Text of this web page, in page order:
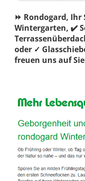
⏩ Rondogard,
Wintergarten, ✔️
oder ✓
freuen uns auf